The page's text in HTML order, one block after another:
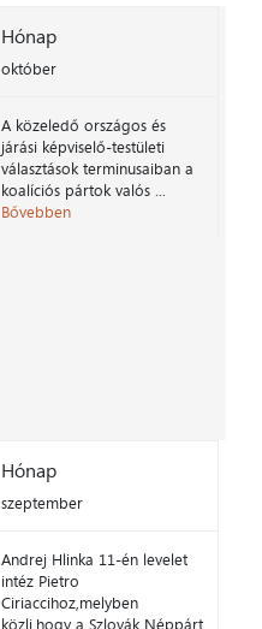
Hónap
október
A közeledő országos és
járási képviselő-testületi
választások terminusaiban a
koalíciós pártok valós ...
Bővebben
Hónap
szeptember
Andrej Hlinka 11-én levelet
intéz Pietro
Ciriaccihoz,melyben
közli,hogy a Szlovák Néppárt